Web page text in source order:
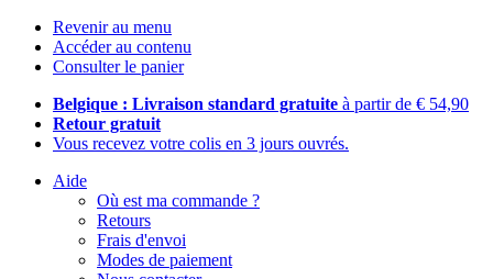
Revenir au menu
Accéder au contenu
Consulter le panier
Belgique : Livraison standard gratuite à partir de € 54,90
Retour gratuit
Vous recevez votre colis en 3 jours ouvrés.
Aide
Où est ma commande ?
Retours
Frais d'envoi
Modes de paiement